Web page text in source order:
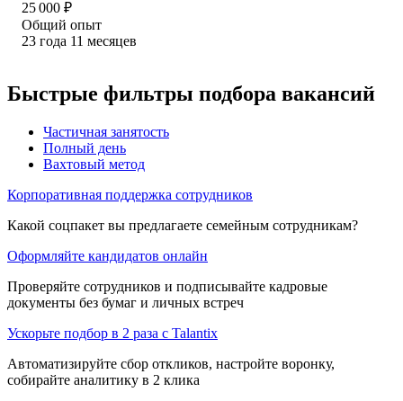
25 000 ₽
Общий опыт
23 года 11 месяцев
Быстрые фильтры подбора вакансий
Частичная занятость
Полный день
Вахтовый метод
Корпоративная поддержка сотрудников
Какой соцпакет вы предлагаете семейным сотрудникам?
Оформляйте кандидатов онлайн
Проверяйте сотрудников и подписывайте кадровые
документы без бумаг и личных встреч
Ускорьте подбор в 2 раза с Talantix
Автоматизируйте сбор откликов, настройте воронку,
собирайте аналитику в 2 клика